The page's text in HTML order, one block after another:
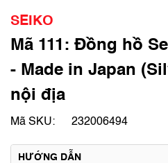
SEIKO
Mã 111: Đồng hồ
- Made in Japan
nội địa
Mã SKU: 232006494
HƯỚNG DẪN